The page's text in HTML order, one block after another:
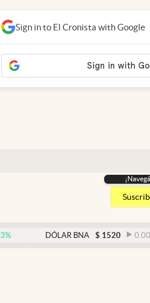
DÓLAR BNA $ 1520 0.00 %
Sign in to El Cronista with Google